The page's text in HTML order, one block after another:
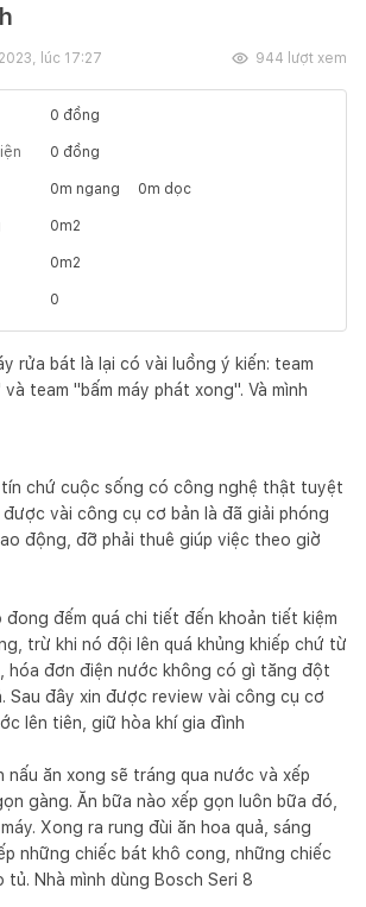
lúc 17:27 944 lượt xem
0 đồng
0 đồng
0m ngang 0m dọc
0m2
0m2
0
rửa bát là lại có vài luồng ý kiến: team
team "bấm máy phát xong". Và mình
tín chứ cuộc sống có công nghệ thật tuyệt
được vài công cụ cơ bản là đã giải phóng
động, đỡ phải thuê giúp việc theo giờ
đong đếm quá chi tiết đến khoản tiết kiệm
trừ khi nó đội lên quá khủng khiếp chứ từ
hóa đơn điện nước không có gì tăng đột
Sau đây xin được review vài công cụ cơ
lên tiên, giữ hòa khí gia đình
nấu ăn xong sẽ tráng qua nước và xếp
gàng. Ăn bữa nào xếp gọn luôn bữa đó,
Xong ra rung đùi ăn hoa quả, sáng
những chiếc bát khô cong, những chiếc
Nhà mình dùng Bosch Seri 8